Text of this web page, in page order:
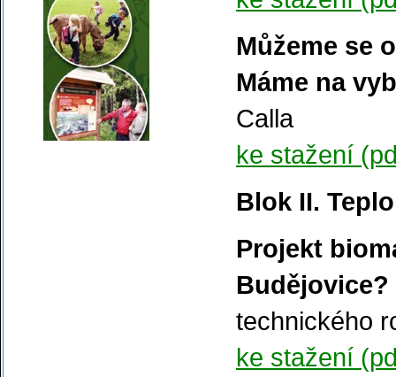
Můžeme se
Máme na
Calla
ke stažení
Blok II.
Projekt
Budějovice?
technického
ke stažení